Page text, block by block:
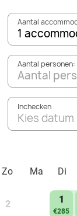
Aantal
1
Aantal personen:
Aantal
Inchecken
Kies datum
Zo
2
Ma
Di
1
€285